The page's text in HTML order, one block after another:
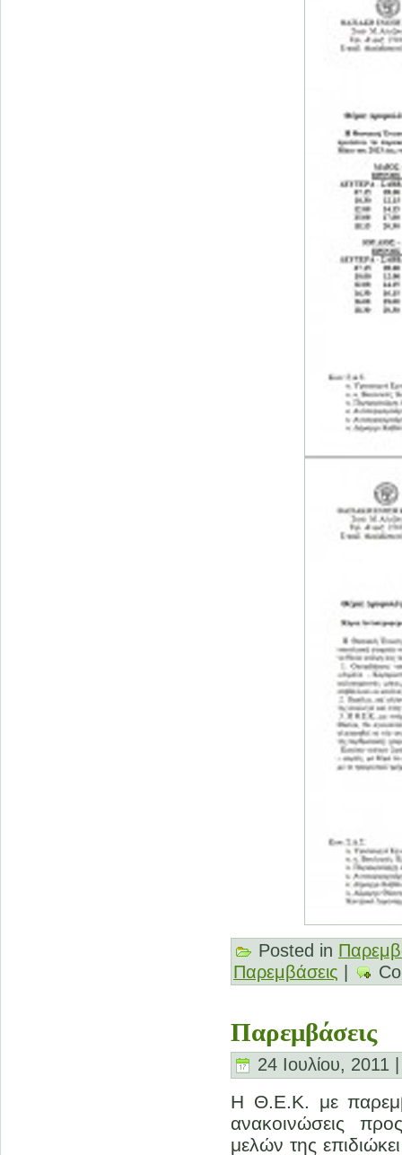
Posted in
Παρεμβάσεις |
Παρεμβάσεις
24 Ιουλίου, 2011
Η Θ.Ε.Κ. με
ανακοινώσεις
μελών της